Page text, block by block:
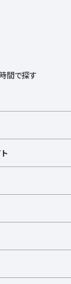
ーライン
模鉄道新横浜線
桜木町駅
万円台
間で探す
徒歩21分以上
リー向け
南向き
える
戸塚店 新横